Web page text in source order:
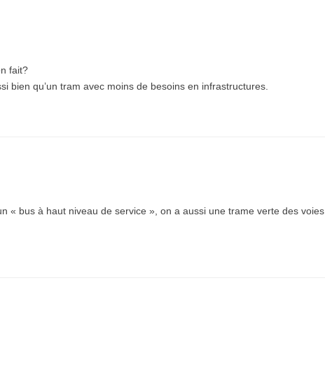
fait?
bien qu’un tram avec moins de besoins en infrastructures.
« bus à haut niveau de service », on a aussi une trame verte des voies